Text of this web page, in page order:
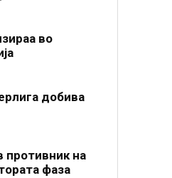
во
добива
противник на
фаза